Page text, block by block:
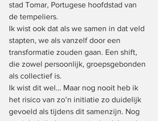
stad Tomar, Portugese hoofdstad van
de tempeliers.
Ik wist ook dat als we samen in dat veld
stapten, we als vanzelf door een
transformatie zouden gaan. Een shift,
die zowel persoonlijk, groepsgebonden
als collectief is.
Ik wist dit wel… Maar nog nooit heb ik
het risico van zo’n initiatie zo duidelijk
gevoeld als tijdens dit samenzijn. Nog